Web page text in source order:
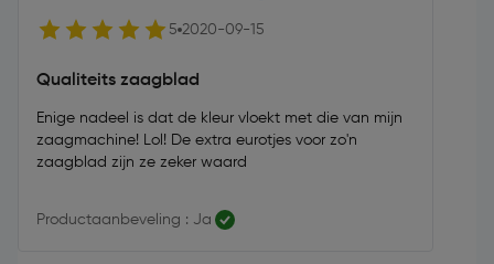
5 2020-09-15
Qualiteits zaagblad
Enige nadeel is dat de kleur vloekt met die van mijn
zaagmachine! Lol! De extra eurotjes voor zo'n
zaagblad zijn ze zeker waard
Productaanbeveling : Ja